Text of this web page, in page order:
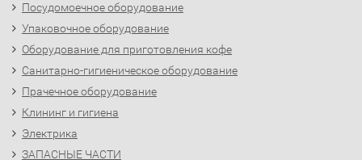
Посудомоечное оборудование
Упаковочное оборудование
Оборудование для приготовления кофе
Санитарно-гигиеническое оборудование
Прачечное оборудование
Клининг и гигиена
Электрика
ЗАПАСНЫЕ ЧАСТИ